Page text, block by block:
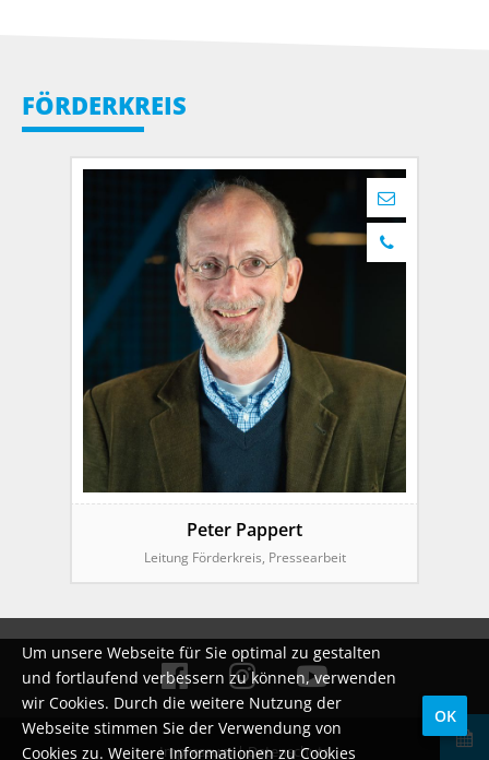
FÖRDERKREIS
Peter Pappert
Leitung Förderkreis, Pressearbeit
Impressum|Datenschutz
Um unsere Webseite für Sie optimal zu gestalten
und fortlaufend verbessern zu können, verwenden
wir Cookies. Durch die weitere Nutzung der
Webseite stimmen Sie der Verwendung von
Cookies zu. Weitere Informationen zu Cookies
OK